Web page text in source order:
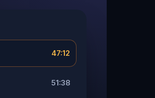
47:12
51:38